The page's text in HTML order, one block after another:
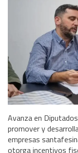
Avanza en
promover y
empresas
otorga incentivos